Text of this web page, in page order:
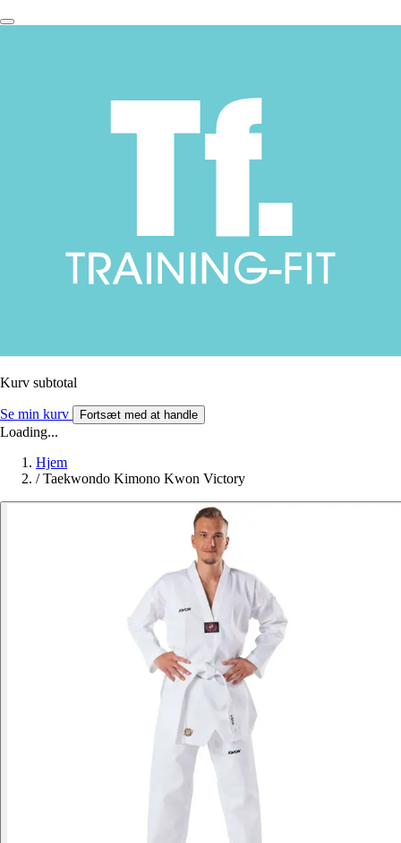
Kurv subtotal
Se min kurv Fortsæt med at handle
Loading...
Hjem
/ Taekwondo Kimono Kwon Victory